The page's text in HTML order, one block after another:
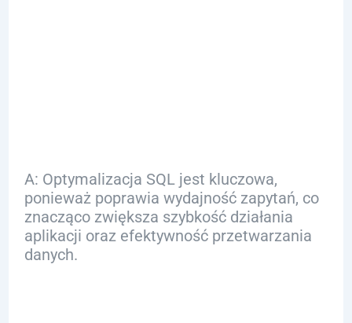
A: Optymalizacja SQL jest kluczowa,
ponieważ poprawia wydajność zapytań, co
znacząco zwiększa szybkość działania
aplikacji oraz efektywność przetwarzania
danych.